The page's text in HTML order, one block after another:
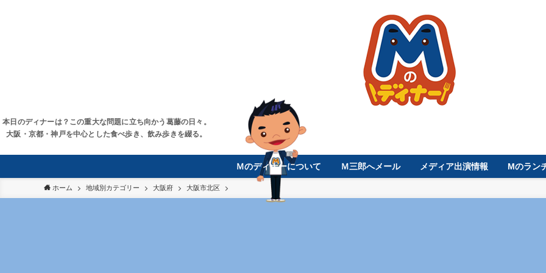
本日のディナーは？この重大な問題に立ち向かう葛藤の日々。
大阪・京都・神戸を中心とした食べ歩き、飲み歩きを綴る。
Ｍのディナーについて Ｍ三郎へメール メディア出演情報 Mのラン
ホーム 地域別カテゴリー 大阪府 大阪市北区